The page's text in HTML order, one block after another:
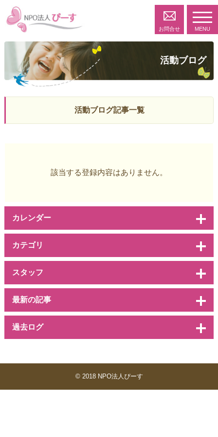
お問合せ MENU
活動ブログ
活動ブログ記事一覧
該当する登録内容はありません。
カレンダー
カテゴリ
スタッフ
最新の記事
過去ログ
© 2018 NPO法人ぴーす